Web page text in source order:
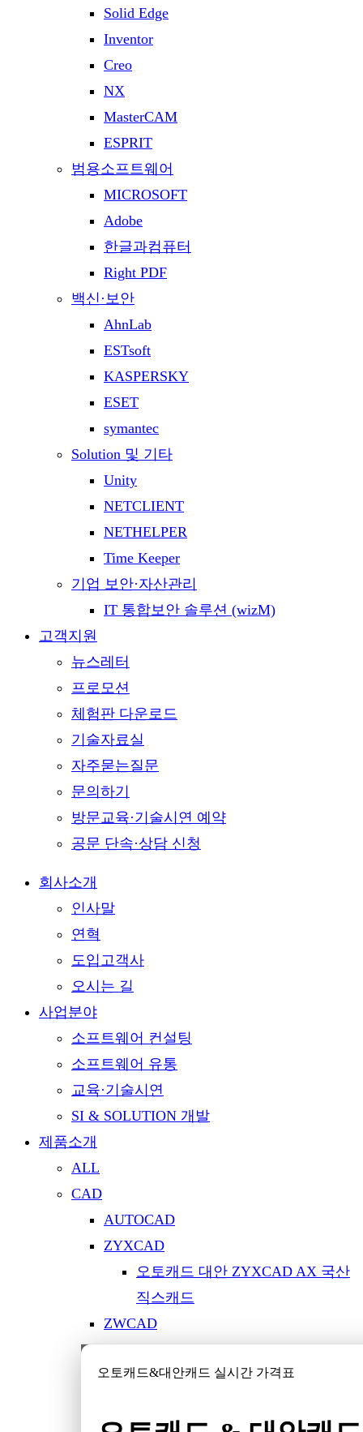
Solid Edge
Inventor
Creo
NX
MasterCAM
ESPRIT
범용소프트웨어
MICROSOFT
Adobe
한글과컴퓨터
Right PDF
백신·보안
AhnLab
ESTsoft
KASPERSKY
ESET
symantec
Solution 및 기타
Unity
NETCLIENT
NETHELPER
Time Keeper
기업 보안·자산관리
IT 통합보안 솔루션 (wizM)
고객지원
뉴스레터
프로모션
체험판 다운로드
기술자료실
자주묻는질문
문의하기
방문교육·기술시연 예약
공문 단속·상담 신청
회사소개
인사말
연혁
도입고객사
오시는 길
사업분야
소프트웨어 컨설팅
소프트웨어 유통
교육·기술시연
SI & SOLUTION 개발
제품소개
ALL
CAD
AUTOCAD
ZYXCAD
오토캐드 대안 ZYXCAD AX 국산
직스캐드
ZWCAD
GstarCAD
CADian
BricsCAD
오토캐드&대안캐드 실시간 가격표